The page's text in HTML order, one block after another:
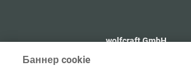
wolfcraft GmbH
Баннер cookie